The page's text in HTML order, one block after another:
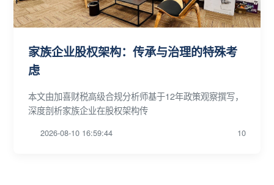
家族企业股权架构：传承与治理的特殊考
虑
本文由加喜财税高级合规分析师基于12年政策观察撰写，
深度剖析家族企业在股权架构传
2026-08-10 16:59:44 10